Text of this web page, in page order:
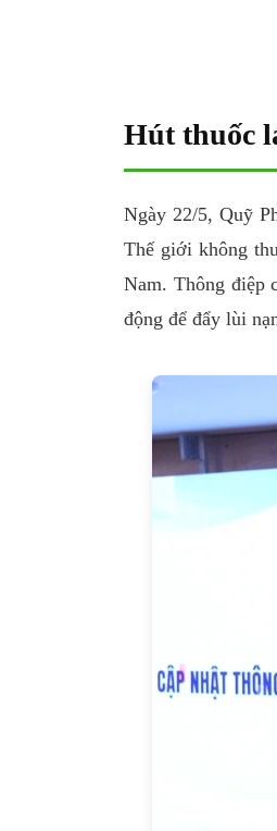
Hút thuốc
Ngày 22/5, Quỹ
Thế giới không
Nam. Thông điệp
động để đẩy lùi